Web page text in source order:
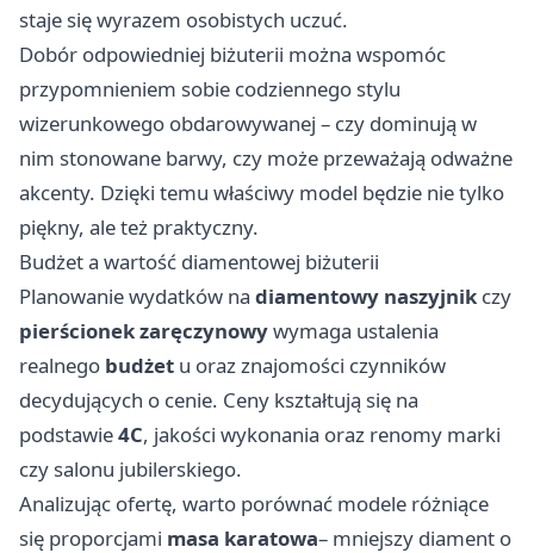
staje się wyrazem osobistych uczuć.
Dobór odpowiedniej biżuterii można wspomóc
przypomnieniem sobie codziennego stylu
wizerunkowego obdarowywanej – czy dominują w
nim stonowane barwy, czy może przeważają odważne
akcenty. Dzięki temu właściwy model będzie nie tylko
piękny, ale też praktyczny.
Budżet a wartość diamentowej biżuterii
Planowanie wydatków na diamentowy naszyjnik czy
pierścionek zaręczynowywymaga ustalenia
realnego budżet u oraz znajomości czynników
decydujących o cenie. Ceny kształtują się na
podstawie4C, jakości wykonania oraz renomy marki
czy salonu jubilerskiego.
Analizując ofertę, warto porównać modele różniące
się proporcjami masa karatowa– mniejszy diament o